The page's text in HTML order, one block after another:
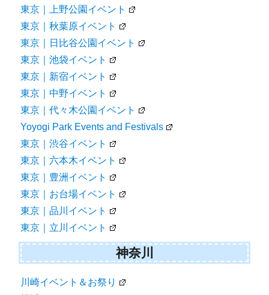
東京｜上野公園イベント
東京｜秋葉原イベント
東京｜日比谷公園イベント
東京｜池袋イベント
東京｜新宿イベント
東京｜中野イベント
東京｜代々木公園イベント
Yoyogi Park Events and Festivals
東京｜渋谷イベント
東京｜六本木イベント
東京｜豊洲イベント
東京｜お台場イベント
東京｜品川イベント
東京｜立川イベント
神奈川
川崎イベント＆お祭り